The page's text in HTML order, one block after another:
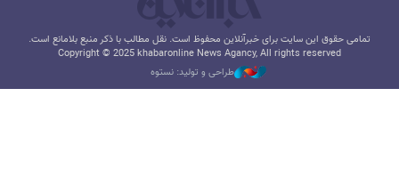
تمامی حقوق این سایت برای خبرآنلاین محفوظ است. نقل مطالب با ذکر منبع بلامانع است.
Copyright © 2025 khabaronline News Agancy, All rights reserved
طراحی و تولید: نستوه